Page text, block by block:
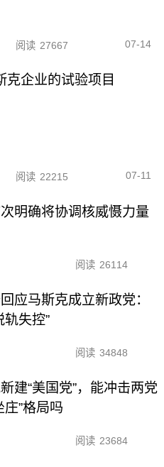
阅读 27667 07-14
克企业的试验项目
阅读 22215 07-11
明确将协调核威慑力量
阅读 26114
应马斯克成立新政党：
轨失控”
阅读 34848
建“美国党”，能冲击两党
庄”格局吗
阅读 23684